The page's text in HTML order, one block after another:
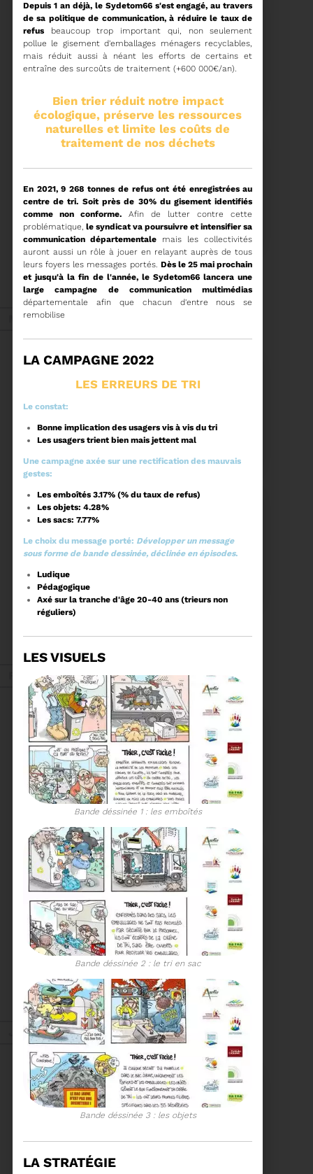
15/06/2026
SYDETOM66
Voir plus
04/06/2026
PRÉSENTATION DU
RAPPORT D'ACTIVITÉ
2025
Téléchargez le Rapport
Annuel 2024
Voir plus
Mai 2026
27/05/2026
BRUNO VALIENTE RÉÉLU
Élection nouvelle
mandature (2023-
2032)
SYDETOM66
ORDRE DU JOUR DU
MERCREDI 27 MAI A
9H30
Fév. 2026
Recyclage
18/02/2026
COMMUNIQUÉ DE PRESSE
Tempête Nils - Gestion
des déchets végétaux
Voir plus
11/02/2026
PROCHAINE SÉANCE DU
COMITÉ SYNDICAL
CONVOCATION ET
ORDRE DU JOUR DU
COMITÉ SYNDICAL DU
MERCREDI 25 FÉVRIER A
9H30
Voir plus
Janv. 2026
Energie
27/01/2026
UN NOUVEAU PROJET
POUR LE SITE ARC IRIS
Depuis 1 an déjà, le Sydetom66 s'est engagé, au travers
de sa politique de communication, à réduire le taux de
refusbeaucoup trop important qui, non seulement
pollue le gisement d'emballages ménagers recyclables,
mais réduit aussi à néant les efforts de certains et
entraîne des surcoûts de traitement (+600 000€/an).
Bien trier réduit notre impact
écologique, préserve les ressources
naturelles et limite les coûts de
traitement de nos déchets
En 2021, 9 268 tonnes de refus ont été enregistrées au
centre de tri. Soit près de 30% du gisement identifiés
comme non conforme. Afin de lutter contre cette
problématique, le syndicat va poursuivre et intensifier sa
communication départementale mais les collectivités
auront aussi un rôle à jouer en relayant auprès de tous
leurs foyers les messages portés. Dès le 25 mai prochain
et jusqu'à la fin de l'année, le Sydetom66 lancera une
large campagne de communication multimédias
départementale afin que chacun d'entre nous se
remobilise
LA CAMPAGNE 2022
LES ERREURS DE TRI
Le constat:
Bonne implication des usagers vis à vis du tri
Les usagers trient bien mais jettent mal
Une campagne axée sur une rectification des mauvais
gestes:
Les emboîtés 3.17% (% du taux de refus)
Les objets: 4.28%
Les sacs: 7.77%
Le choix du message porté: Développer un message
sous forme de bande dessinée, déclinée en épisodes.
Ludique
Pédagogique
Axé sur la tranche d'âge 20-40 ans (trieurs non
réguliers)
LES VISUELS
Bande déssinée 1 : les emboîtés
Bande déssinée 2 : le tri en sac
Bande déssinée 3 : les objets
LA STRATÉGIE